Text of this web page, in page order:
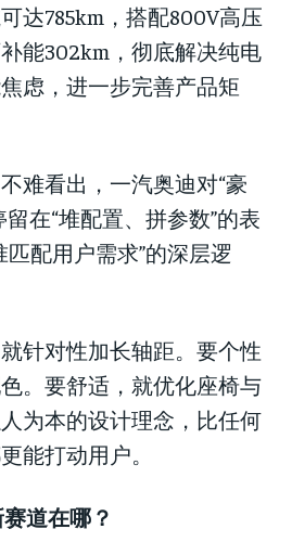
达785km，搭配800V高压
能302km，彻底解决纯电
虑，进一步完善产品矩
难看出，一汽奥迪对“豪
在“堆配置、拼参数”的表
匹配用户需求”的深层逻
针对性加长轴距。要个性
。要舒适，就优化座椅与
为本的设计理念，比任何
能打动用户。
道在哪？